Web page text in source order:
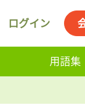
ログイン
用語集